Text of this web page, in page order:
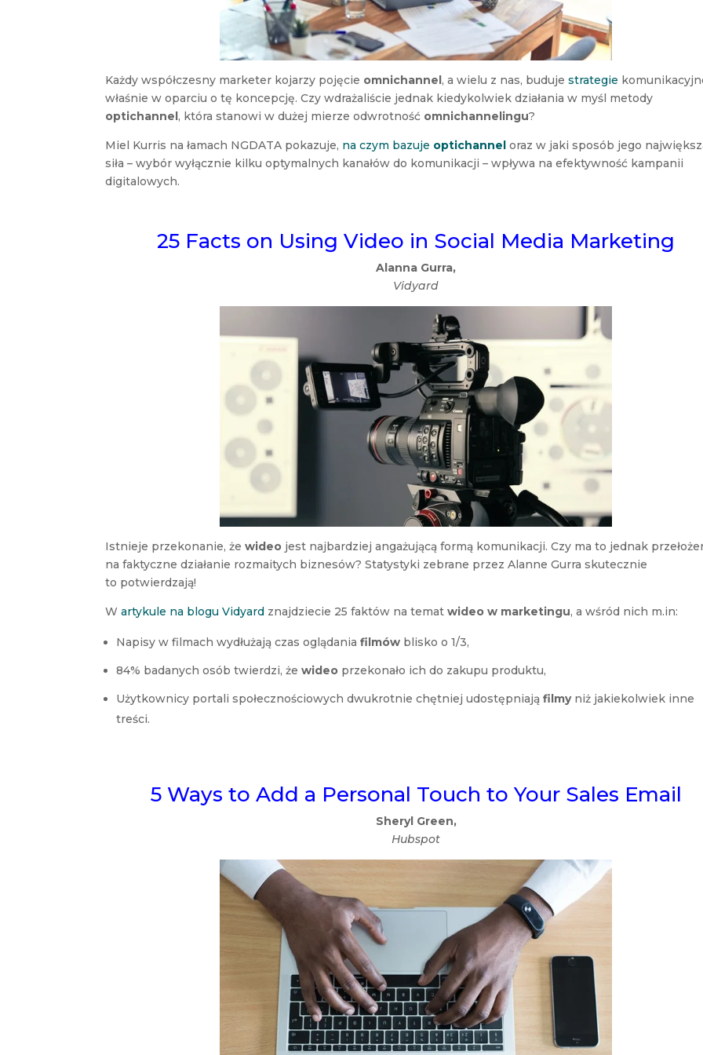
Każdy współczesny marketer kojarzy pojęcie omnichannel, a wielu z nas, budujestrategie
właśnie w oparciu o tę koncepcję. Czy wdrażaliście jednak kiedykolwiek działania w myśl metody
optichannel, która stanowi w dużej mierze odwrotność omnichannelingu?
Miel Kurris na łamach NGDATA pokazuje, na czym bazuje optichannel oraz w jaki sposób jego
siła – wybór wyłącznie kilku optymalnych kanałów do komunikacji – wpływa na efektywność kampanii
digitalowych.
25 Facts on Using Video in Social Media Marketing
Alanna Gurra,
Vidyard
Istnieje przekonanie, żewideo jest najbardziej angażującą formą komunikacji. Czy ma to jednak
na faktyczne działanie rozmaitych biznesów? Statystyki zebrane przez Alanne Gurra skutecznie
to potwierdzają!
Wartykule na blogu Vidyard znajdziecie 25 faktów na tematwideo w marketingu, a wśród nich m.in:
Napisy w filmach wydłużają czas oglądaniafilmów blisko o 1/3,
84% badanych osób twierdzi, żewideo przekonało ich do zakupu produktu,
Użytkownicy portali społecznościowych dwukrotnie chętniej udostępniająfilmyniż jakiekolwiek inne
treści.
5 Ways to Add a Personal Touch to Your Sales Email
Sheryl Green,
Hubspot